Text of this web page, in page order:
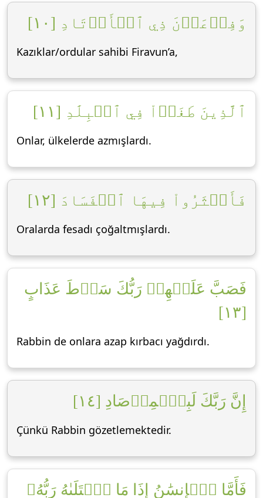
وَفِرۡعَوۡنَ ذِي ٱلۡأَوۡتَادِ [١٠]
Kazıklar/ordular sahibi Firavun’a,
ٱلَّذِينَ طَغَوۡاْ فِي ٱلۡبِلَٰدِ [١١]
Onlar, ülkelerde azmışlardı.
فَأَكۡثَرُواْ فِيهَا ٱلۡفَسَادَ [١٢]
Oralarda fesadı çoğaltmışlardı.
فَصَبَّ عَلَيۡهِمۡ رَبُّكَ سَوۡطَ عَذَابٍ
[١٣]
Rabbin de onlara azap kırbacı yağdırdı.
إِنَّ رَبَّكَ لَبِٱلۡمِرۡصَادِ [١٤]
Çünkü Rabbin gözetlemektedir.
فَأَمَّا ٱلۡإِنسَٰنُ إِذَا مَا ٱبۡتَلَىٰهُ رَبُّهُۥ